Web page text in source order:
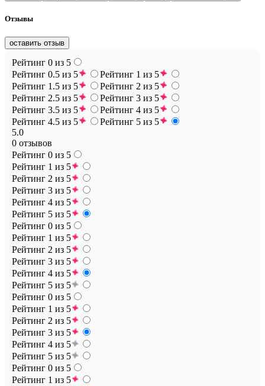
Отзывы
оставить отзыв
Рейтинг 0 из 5
Рейтинг 0.5 из 5
Рейтинг 1 из 5
Рейтинг 1.5 из 5
Рейтинг 2 из 5
Рейтинг 2.5 из 5
Рейтинг 3 из 5
Рейтинг 3.5 из 5
Рейтинг 4 из 5
Рейтинг 4.5 из 5
Рейтинг 5 из 5
5.0
0 отзывов
Рейтинг 0 из 5
Рейтинг 1 из 5
Рейтинг 2 из 5
Рейтинг 3 из 5
Рейтинг 4 из 5
Рейтинг 5 из 5
Рейтинг 0 из 5
Рейтинг 1 из 5
Рейтинг 2 из 5
Рейтинг 3 из 5
Рейтинг 4 из 5
Рейтинг 5 из 5
Рейтинг 0 из 5
Рейтинг 1 из 5
Рейтинг 2 из 5
Рейтинг 3 из 5
Рейтинг 4 из 5
Рейтинг 5 из 5
Рейтинг 0 из 5
Рейтинг 1 из 5